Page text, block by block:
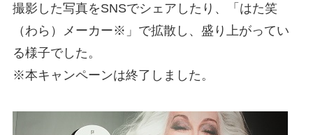
撮影した写真をSNSでシェアしたり、「はた笑
（わら）メーカー※」で拡散し、盛り上がってい
る様子でした。
※本キャンペーンは終了しました。